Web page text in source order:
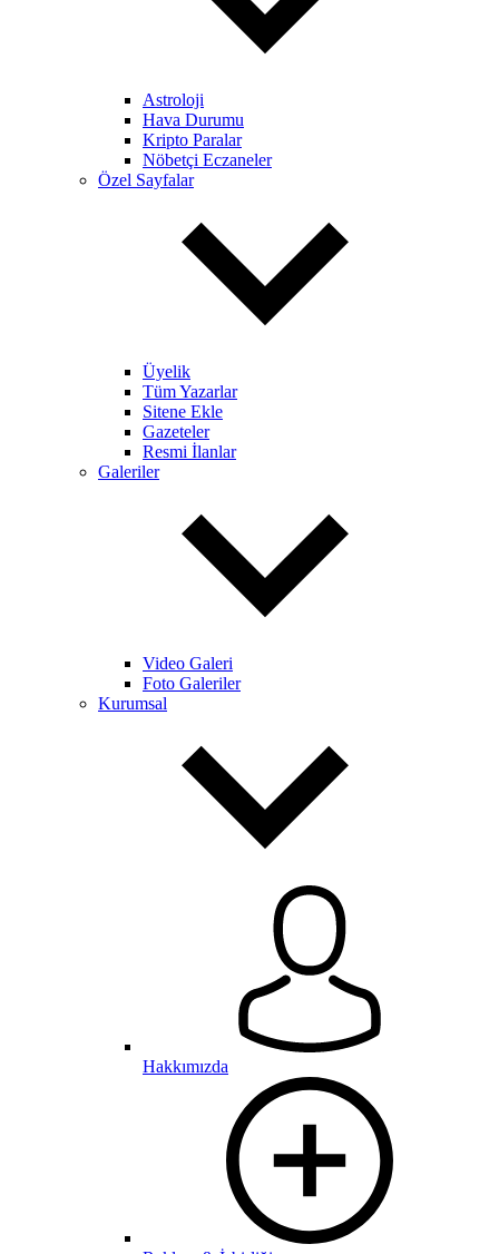
Astroloji
Hava Durumu
Kripto Paralar
Nöbetçi Eczaneler
Özel Sayfalar
Üyelik
Tüm Yazarlar
Sitene Ekle
Gazeteler
Resmi İlanlar
Galeriler
Video Galeri
Foto Galeriler
Kurumsal
Hakkımızda